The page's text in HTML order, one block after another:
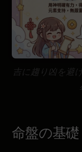
命盤作成の実
吉を招き凶を
吉に趨り凶を避
命盤の基